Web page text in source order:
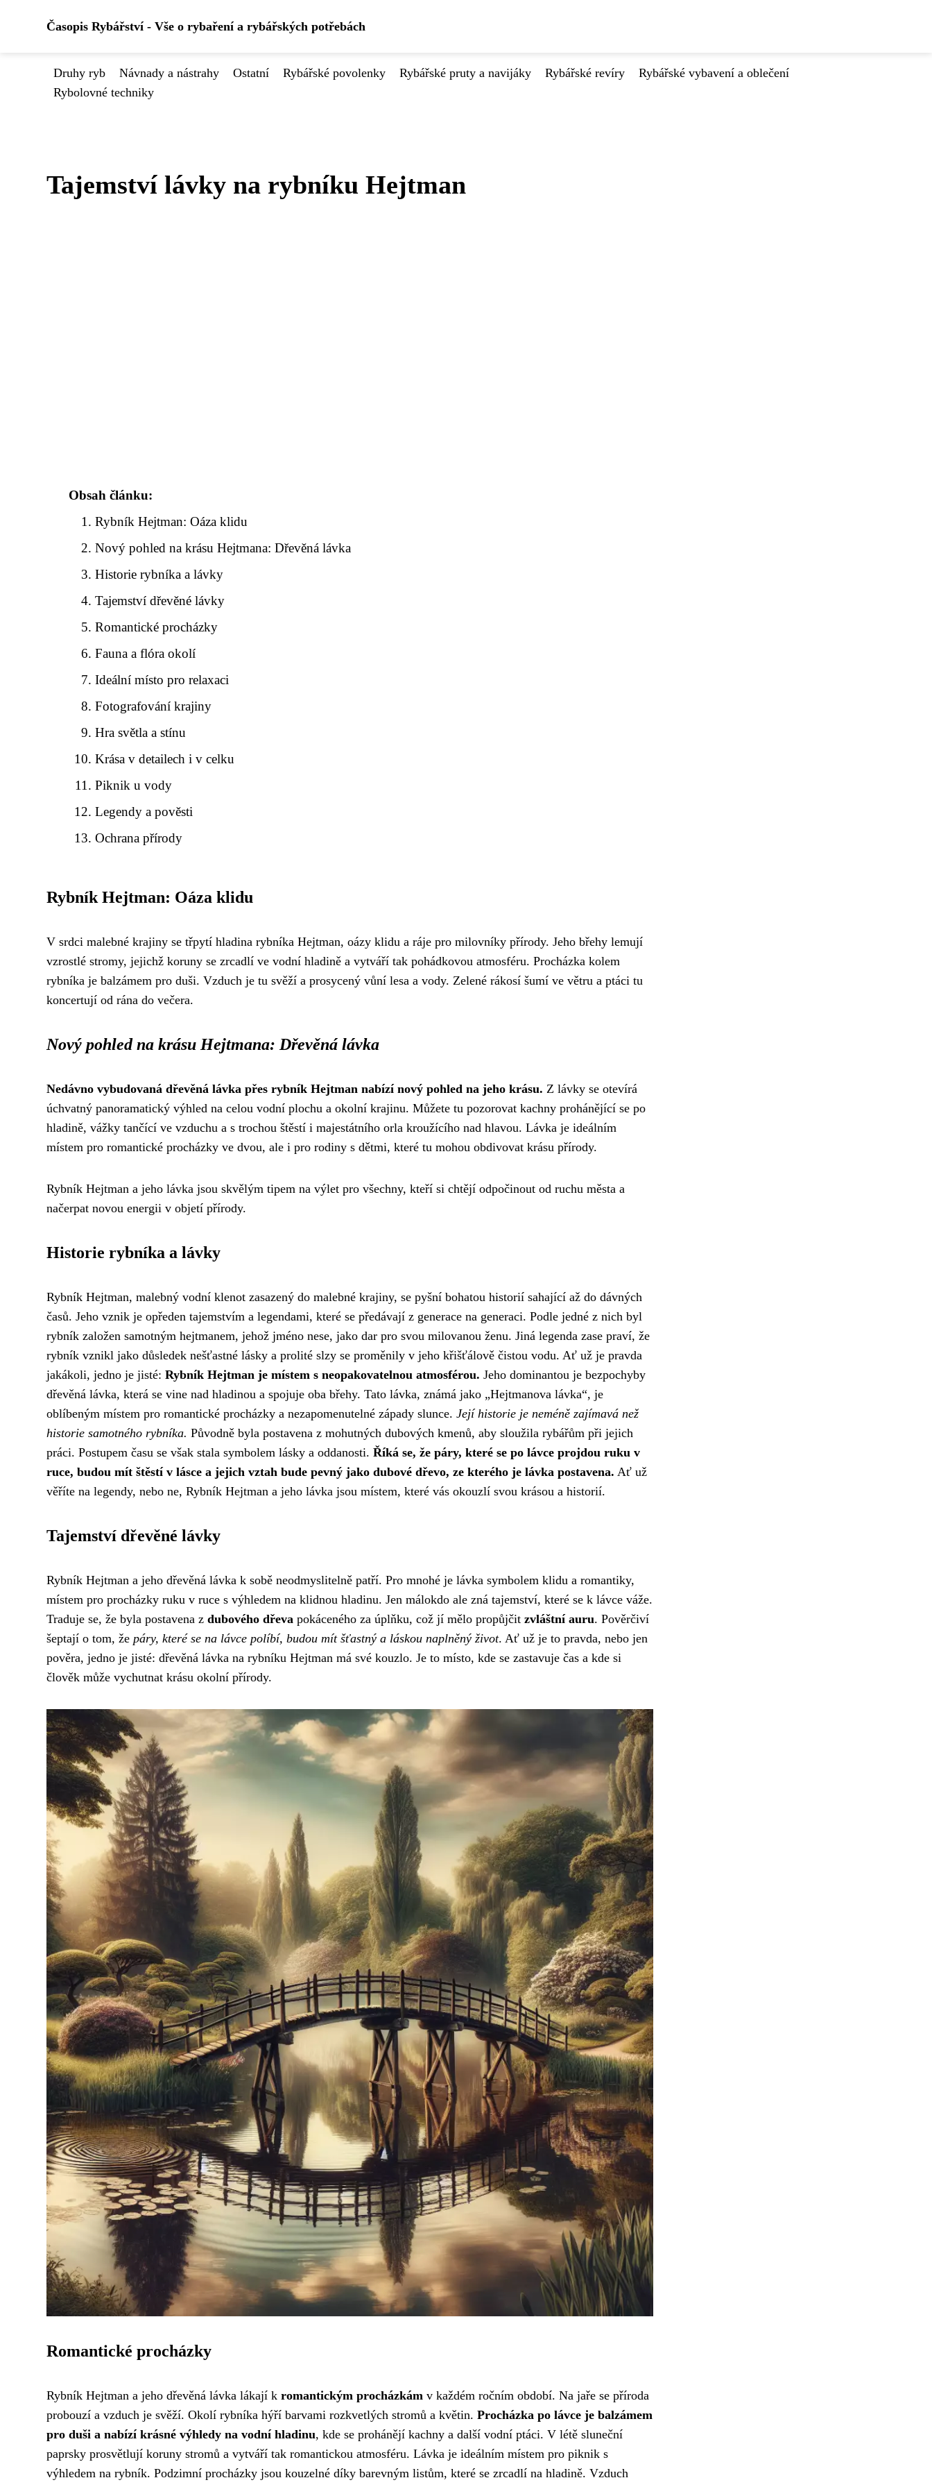
Časopis Rybářství - Vše o rybaření a rybářských potřebách
Druhy ryb Návnady a nástrahy Ostatní Rybářské povolenky Rybářské pruty a navijáky Rybářské revíry
Rybářské vybavení a oblečení
Rybolovné techniky
Tajemství lávky na rybníku Hejtman
Obsah článku:
Rybník Hejtman: Oáza klidu
Nový pohled na krásu Hejtmana: Dřevěná lávka
Historie rybníka a lávky
Tajemství dřevěné lávky
Romantické procházky
Fauna a flóra okolí
Ideální místo pro relaxaci
Fotografování krajiny
Hra světla a stínu
Krása v detailech i v celku
Piknik u vody
Legendy a pověsti
Ochrana přírody
Rybník Hejtman: Oáza klidu
V srdci malebné krajiny se třpytí hladina rybníka Hejtman, oázy klidu a ráje pro milovníky přírody. Jeho břehy lemují
vzrostlé stromy, jejichž koruny se zrcadlí ve vodní hladině a vytváří tak pohádkovou atmosféru. Procházka kolem
rybníka je balzámem pro duši. Vzduch je tu svěží a prosycený vůní lesa a vody. Zelené rákosí šumí ve větru a ptáci tu
koncertují od rána do večera.
Nový pohled na krásu Hejtmana: Dřevěná lávka
Nedávno vybudovaná dřevěná lávka přes rybník Hejtman nabízí nový pohled na jeho krásu. Z lávky se otevírá
úchvatný panoramatický výhled na celou vodní plochu a okolní krajinu. Můžete tu pozorovat kachny prohánějící se po
hladině, vážky tančící ve vzduchu a s trochou štěstí i majestátního orla kroužícího nad hlavou. Lávka je ideálním
místem pro romantické procházky ve dvou, ale i pro rodiny s dětmi, které tu mohou obdivovat krásu přírody.
Rybník Hejtman a jeho lávka jsou skvělým tipem na výlet pro všechny, kteří si chtějí odpočinout od ruchu města a
načerpat novou energii v objetí přírody.
Historie rybníka a lávky
Rybník Hejtman, malebný vodní klenot zasazený do malebné krajiny, se pyšní bohatou historií sahající až do dávných
časů. Jeho vznik je opředen tajemstvím a legendami, které se předávají z generace na generaci. Podle jedné z nich byl
rybník založen samotným hejtmanem, jehož jméno nese, jako dar pro svou milovanou ženu. Jiná legenda zase praví, že
rybník vznikl jako důsledek nešťastné lásky a prolité slzy se proměnily v jeho křišťálově čistou vodu. Ať už je pravda
jakákoli, jedno je jisté: Rybník Hejtman je místem s neopakovatelnou atmosférou. Jeho dominantou je bezpochyby
dřevěná lávka, která se vine nad hladinou a spojuje oba břehy. Tato lávka, známá jako „Hejtmanova lávka“, je
oblíbeným místem pro romantické procházky a nezapomenutelné západy slunce. Její historie je neméně zajímavá než
historie samotného rybníka. Původně byla postavena z mohutných dubových kmenů, aby sloužila rybářům při jejich
práci. Postupem času se však stala symbolem lásky a oddanosti. Říká se, že páry, které se po lávce projdou ruku v
ruce, budou mít štěstí v lásce a jejich vztah bude pevný jako dubové dřevo, ze kterého je lávka postavena. Ať už
věříte na legendy, nebo ne, Rybník Hejtman a jeho lávka jsou místem, které vás okouzlí svou krásou a historií.
Tajemství dřevěné lávky
Rybník Hejtman a jeho dřevěná lávka k sobě neodmyslitelně patří. Pro mnohé je lávka symbolem klidu a romantiky,
místem pro procházky ruku v ruce s výhledem na klidnou hladinu. Jen málokdo ale zná tajemství, které se k lávce váže.
Traduje se, že byla postavena z dubového dřeva pokáceného za úplňku, což jí mělo propůjčit zvláštní auru. Pověrčiví
šeptají o tom, že páry, které se na lávce políbí, budou mít šťastný a láskou naplněný život. Ať už je to pravda, nebo jen
pověra, jedno je jisté: dřevěná lávka na rybníku Hejtman má své kouzlo. Je to místo, kde se zastavuje čas a kde si
člověk může vychutnat krásu okolní přírody.
Romantické procházky
Rybník Hejtman a jeho dřevěná lávka lákají k romantickým procházkám v každém ročním období. Na jaře se příroda
probouzí a vzduch je svěží. Okolí rybníka hýří barvami rozkvetlých stromů a květin. Procházka po lávce je balzámem
pro duši a nabízí krásné výhledy na vodní hladinu, kde se prohánějí kachny a další vodní ptáci. V létě sluneční
paprsky prosvětlují koruny stromů a vytváří tak romantickou atmosféru. Lávka je ideálním místem pro piknik s
výhledem na rybník. Podzimní procházky jsou kouzelné díky barevným listům, které se zrcadlí na hladině. Vzduch